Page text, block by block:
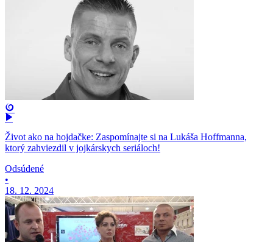
Život ako na hojdačke: Zaspomínajte si na Lukáša Hoffmanna,
ktorý zahviezdil v jojkárskych seriáloch!
Odsúdené
•
18. 12. 2024